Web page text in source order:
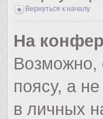
Вернуться к началу
На
Возможно,
поясу, а
в личных